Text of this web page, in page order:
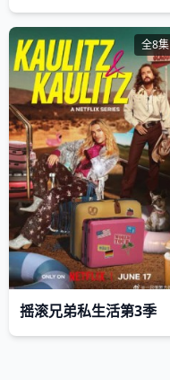
全8集
摇滚兄弟私生活第3季